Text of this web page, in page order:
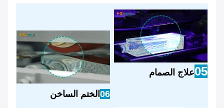
05علاج الصمام
06 الختم الساخن